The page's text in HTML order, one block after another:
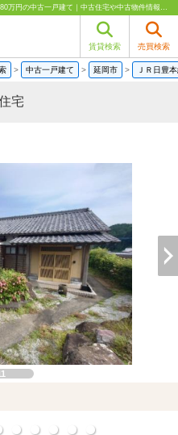
古城町5丁目 中古住宅 宮崎県延岡市古城町5丁目｜2,480万円の中古一戸建て｜中古住宅や中古物件情報｜和光産業
賃貸検索 売買検索
> 中古一戸建て > 延岡市 > ＪＲ日豊
宅